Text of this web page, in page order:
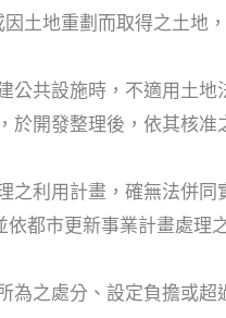
土地重劃而取得之土地
公共設施時，不適用土地
於開發整理後，依其核准
之利用計畫，確無法併同
都市更新事業計畫處理
為之處分、設定負擔或超